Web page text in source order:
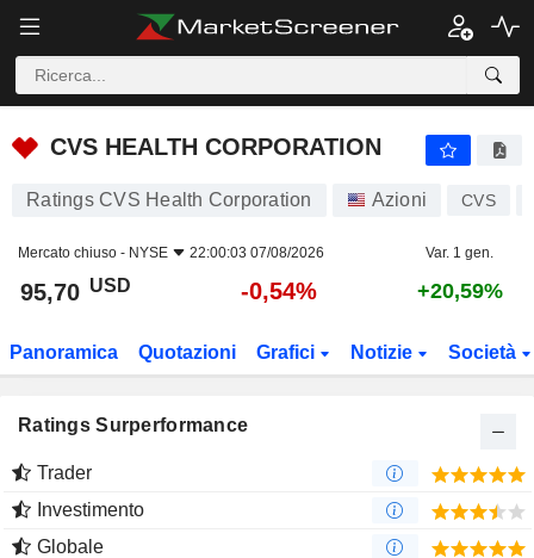
CVS HEALTH CORPORATION
CVS HEALTH CORPORATION
Ratings CVS Health Corporation Azioni CVS
Mercato chiuso - NYSE 22:00:03 07/08/2026 Var. 1 gen.
95,70 USD -0,54% +20,59%
Panoramica Quotazioni Grafici Notizie Società
Ratings Surperformance
Trader
Investimento
Globale